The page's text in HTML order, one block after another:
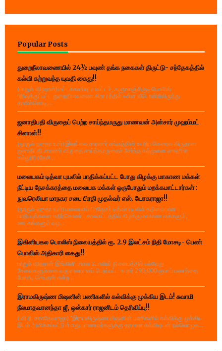
Popular Posts
துறைநீலாவணையில் 24½ பவுண் தங்க நகைகள் திருட்டு- சந்தேகத்தில்
கல்வி கற்றுவந்த யுவதி கைது!!
(பாறுக் ஷிஹான்) மட்டக்களப்பு மாவட்டம், களுவாஞ்சிகுடி பொலிஸ்
பிரிவுக்குட்பட்ட துறைநீலாவணை கிராமத்தில் உள்ள வீடொன்றிலிருந்து
தாலிக்கொடி,...
ஜனாதிபதி விருதைப் பெற்ற சாய்ந்தமருது மாணவன் அன்சார் முஹம்மட்
சினான்!!
(நூருல் ஹுதா உமர்) இலங்கை சாரணர் சங்கத்தின் உயரிய கௌரவ விருதான
ஜனாதிபதி சாரணர் விருதை சாய்ந்தமருதைச் சேர்ந்த கல்முனை ஸாஹிரா
கல்லூரி (தேசி...
மலையகம் டித்வா புயலில் பாதிக்கப்பட்ட போது கிழக்கு மாகாண மக்கள்
நீட்டிய நேசக்கரத்தை மலையக மக்கள் ஒருபோதும் மறக்கமாட்டார்கள் :
நுவரெலியா மாநகர சபை பிரதி முதல்வர் எஸ். யோகராஜா!!
(நூருல் ஹுதா உமர்) மலையகப் பிரதேசம் டித்வா புயலில் கடுமையான
பாதிப்புக்களை எதிர்கொண்ட காலகட்டத்தில் கிழக்கு மாகாண மக்களும்,
ஊடகங்களும் வழ...
இகினியகல பொலிஸ் நிலையத்தில் ரூ. 2.9 இலட்சம் நிதி மோசடி- பெண்
பொலிஸ் அதிகாரி கைது!!
பாறுக் ஷிஹான் இங்கினியாகல பொலிஸ் நிலையத்தில் பல்வேறு
சேவைகளுக்காக வருமானமாகப் பெறப்பட்ட சுமார் 290,000 ரூபாய் பணத்தை
மோசடி செய்தார் என்ற...
இராமகிருஷ்ண மிஷனின் பணிகளில் கல்விக்கு முக்கிய இடம்! சுவாமி
நீலமாதவானந்தா ஜீ, ஒஸ்கார் ராஜனிடம் தெரிவிப்பு!!
( வி.ரி. சகாதேவராஜா) "இராமகிருஷ்ண மிஷனின் பணிகளில் கல்விக்கு முக்கிய
இடம் அளிக்கப்பட்டுள்ளது. மாணவர்களுக்கு தரமான கல்வியுடன் நல்லொழுக...